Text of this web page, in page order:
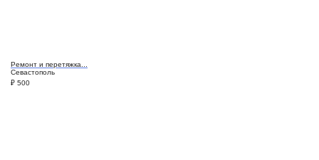
Ремонт и перетяжка...
Севастополь
₽ 500